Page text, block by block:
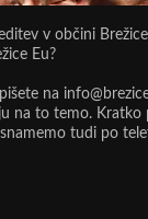
v občini
Eu?
na
na to temo. Kratko
tudi po